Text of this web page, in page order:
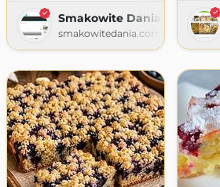
Smakowite Dania
smakowitedania.com